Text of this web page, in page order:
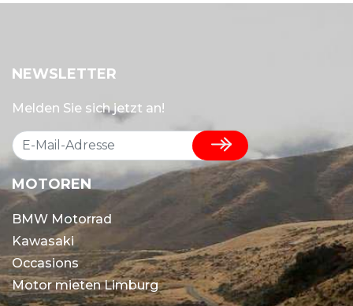
NEWSLETTER
Melden Sie sich jetzt an!
MOTOREN
BMW Motorrad
Kawasaki
Occasions
Motor mieten Limburg